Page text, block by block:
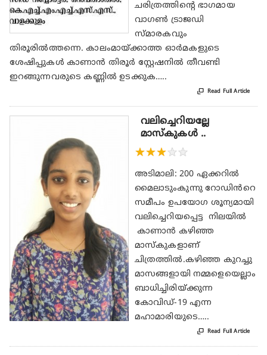
ചരിത്രത്തിന്റെ ഭാഗമായ
വാഗൺ ട്രാജഡി
സ്മാരകവും
തിരൂരിൽത്തന്നെ. കാലംമായ്ക്കാത്ത ഓർമകളുടെ
ശേഷിപ്പുകൾ കാണാൻ തിരൂർ സ്റ്റേഷനിൽ തീവണ്ടി
ഇറങ്ങുന്നവരുടെ കണ്ണിൽ ഉടക്കുക…..
 Read Full Article
വലിച്ചെറിയല്ലേ
മാസ്കുകൾ ..
★★★★★
അടിമാലി: 200 ഏക്കറിൽ
മൈലാടുംകുന്നു റോഡിൻറെ
സമീപം ഉപയോഗ ശൂന്യമായി
വലിച്ചെറിയപ്പെട്ട നിലയിൽ
കാണാൻ കഴിഞ്ഞ
മാസ്‌കുകളാണ്
ചിത്രത്തിൽ.കഴിഞ്ഞ കുറച്ചു
മാസങ്ങളായി നമ്മളെയെല്ലാം
ബാധിച്ചിരിയ്ക്കുന്ന
കോവിഡ്-19 എന്ന
മഹാമാരിയുടെ…..
 Read Full Article